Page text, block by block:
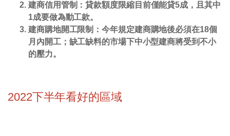
建商信用管制 ：貸款額度限縮目前僅能貸5成，且其中
1成要做為動工款。
建商購地開工限制 ：今年規定建商購地後必須在18個
月內開工；缺工缺料的市場下中小型建商將受到不小
的壓力。
2022下半年看好的區域